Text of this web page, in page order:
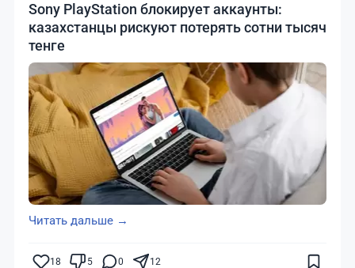
Sony PlayStation блокирует аккаунты:
казахстанцы рискуют потерять сотни тысяч
тенге
Читать дальше →
18 5 0 12